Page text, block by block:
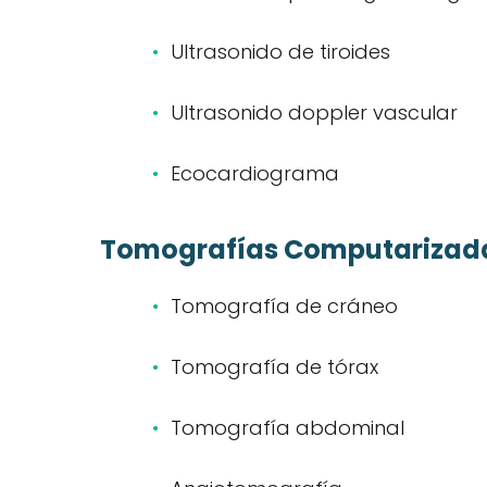
Ultrasonido de tiroides
Ultrasonido doppler vascular
Ecocardiograma
Tomografías
Tomografía de cráneo
Tomografía de tórax
Tomografía abdominal